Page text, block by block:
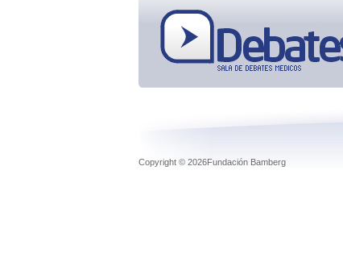
Copyright © 2026Fundación Bamberg